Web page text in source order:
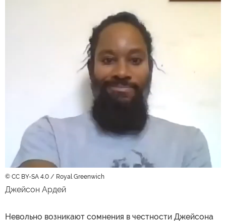
© CC BY-SA 4.0 / Royal Greenwich
Джейсон Ардей
Невольно возникают сомнения в честности Джейсона